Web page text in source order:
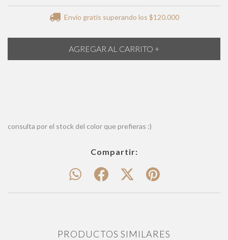
Envío gratis superando los $120.000
consulta por el stock del color que prefieras :)
Compartir:
PRODUCTOS SIMILARES